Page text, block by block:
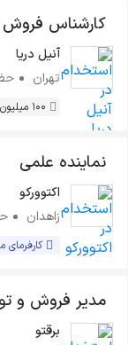
کارشناس
آنیل دریا
تهران
100 میلیون تومان و بیشتر
نماینده علمی
اکتوورکو
زاهدان
کارفرمای
مدیر فروش و
برقتو